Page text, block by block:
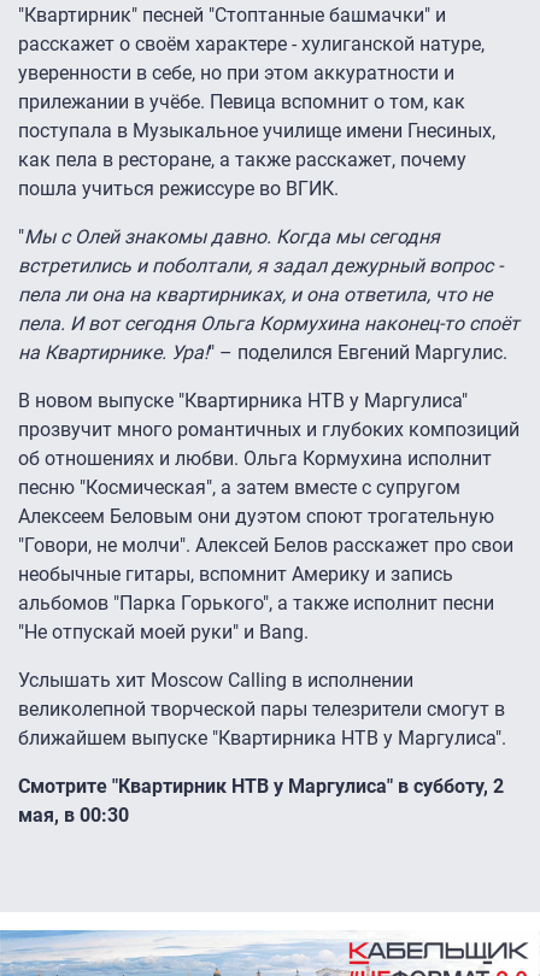
"Квартирник" песней "Стоптанные башмачки" и
расскажет о своём характере - хулиганской натуре,
уверенности в себе, но при этом аккуратности и
прилежании в учёбе. Певица вспомнит о том, как
поступала в Музыкальное училище имени Гнесиных,
как пела в ресторане, а также расскажет, почему
пошла учиться режиссуре во ВГИК.
"Мы с Олей знакомы давно. Когда мы сегодня
встретились и поболтали, я задал дежурный вопрос -
пела ли она на квартирниках, и она ответила, что не
пела. И вот сегодня Ольга Кормухина наконец-то споёт
на Квартирнике. Ура!" – поделился Евгений Маргулис.
В новом выпуске "Квартирника НТВ у Маргулиса"
прозвучит много романтичных и глубоких композиций
об отношениях и любви. Ольга Кормухина исполнит
песню "Космическая", а затем вместе с супругом
Алексеем Беловым они дуэтом споют трогательную
"Говори, не молчи". Алексей Белов расскажет про свои
необычные гитары, вспомнит Америку и запись
альбомов "Парка Горького", а также исполнит песни
"Не отпускай моей руки" и Bang.
Услышать хит Moscow Calling в исполнении
великолепной творческой пары телезрители смогут в
ближайшем выпуске "Квартирника НТВ у Маргулиса".
Смотрите "Квартирник НТВ у Маргулиса" в субботу, 2
мая, в 00:30